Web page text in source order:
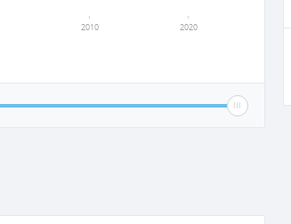
2010 2020